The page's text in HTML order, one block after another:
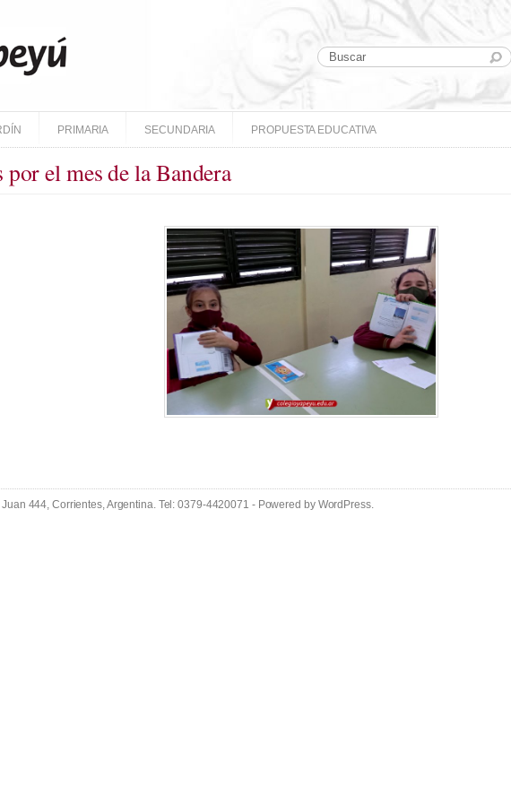
PRIMARIA SECUNDARIA PROPUESTA EDUCATIVA
el mes de la Bandera
444, Corrientes, Argentina. Tel: 0379-4420071 - Powered by WordPress.